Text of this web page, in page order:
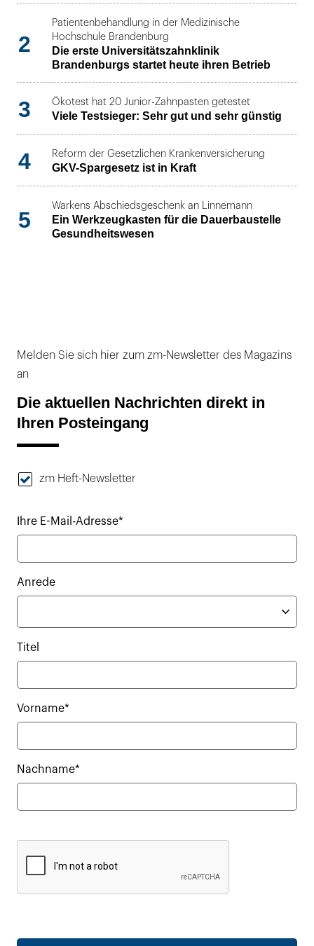
2
Patientenbehandlung in der Medizinische
Hochschule Brandenburg
Die erste Universitätszahnklinik
Brandenburgs startet heute ihren Betrieb
3 Ökotest hat 20 Junior-Zahnpasten getestet
Viele Testsieger: Sehr gut und sehr günstig
4 Reform der Gesetzlichen Krankenversicherung
GKV-Spargesetz ist in Kraft
5
Warkens Abschiedsgeschenk an Linnemann
Ein Werkzeugkasten für die Dauerbaustelle
Gesundheitswesen
Melden Sie sich hier zum zm-Newsletter des Magazins
an
Die aktuellen Nachrichten direkt in
Ihren Posteingang
zm Heft-Newsletter
Ihre E-Mail-Adresse*
Anrede
Titel
Vorname*
Nachname*